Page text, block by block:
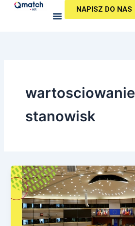
Przejdź
NAPISZ DO NAS
wartosciowanie
stanowisk